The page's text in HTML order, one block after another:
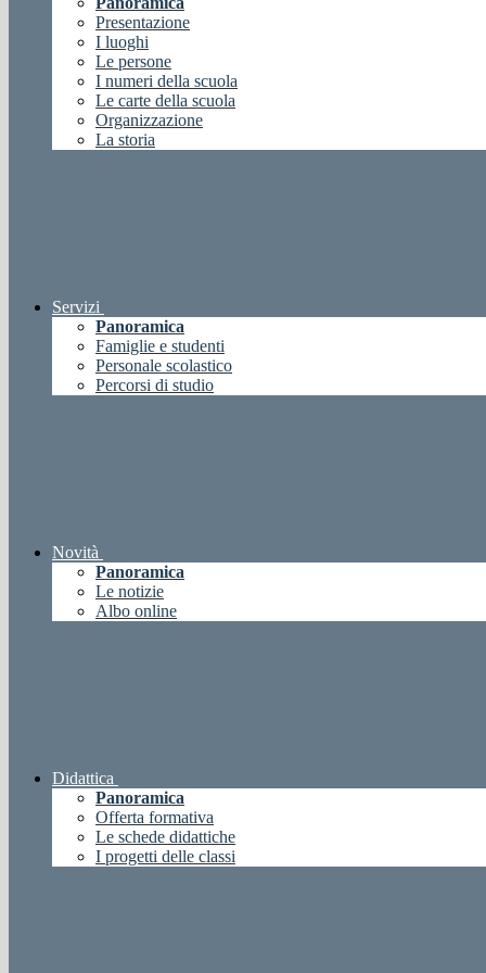
Presentazione
I luoghi
Le persone
I numeri della scuola
Le carte della scuola
Organizzazione
La storia
Servizi
Panoramica
Famiglie e studenti
Personale scolastico
Percorsi di studio
Novità
Panoramica
Le notizie
Albo online
Didattica
Panoramica
Offerta formativa
Le schede didattiche
I progetti delle classi